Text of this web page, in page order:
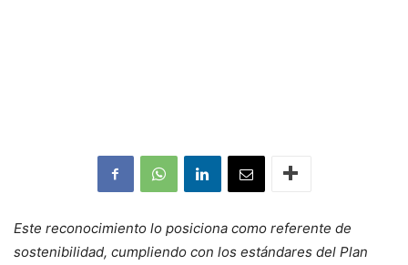
Este reconocimiento lo posiciona como referente de
sostenibilidad, cumpliendo con los estándares del Plan